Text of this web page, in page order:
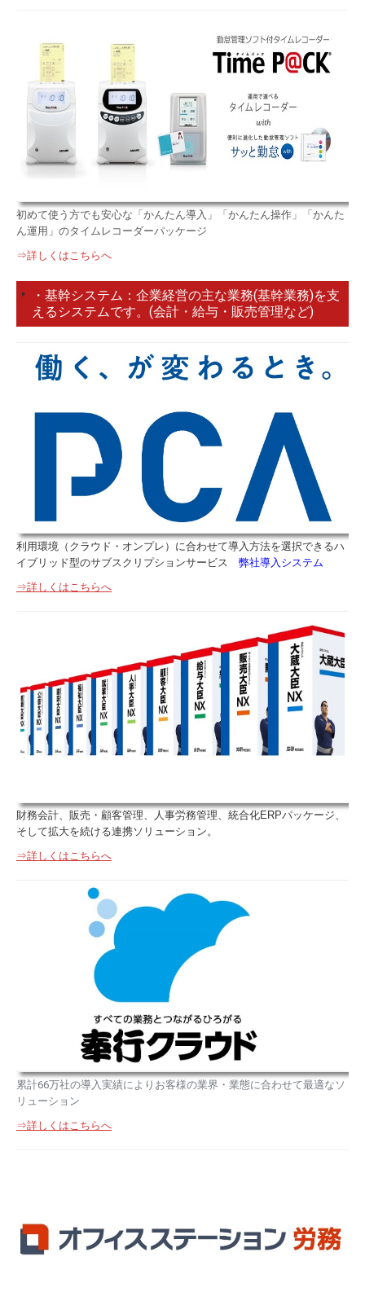
初めて使う方でも安心な「かんたん導入」「かんたん操作」「かんた
ん運用」のタイムレコーダーパッケージ
⇒詳しくはこちらへ
・基幹システム： 企業経営の主な業務(基幹業務)を支
えるシステムです。(会計・給与・販売管理など)
利用環境（クラウド・オンプレ）に合わせて導入方法を選択できるハ
イブリッド型のサブスクリプションサービス 弊社導入システム
⇒詳しくはこちらへ
財務会計、販売・顧客管理、人事労務管理、統合化ERPパッケージ、
そして拡大を続ける連携ソリューション。
⇒詳しくはこちらへ
累計66万社の導入実績によりお客様の業界・業態に合わせて最適なソ
リューション
⇒詳しくはこちらへ